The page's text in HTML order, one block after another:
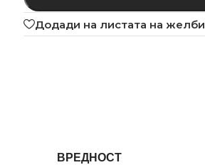
Додади на листата на желби
ВРЕДНОСТ